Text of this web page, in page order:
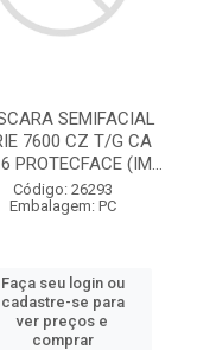
SEMIFACIAL
7600 CZ T/G CA
PROTECFACE (IM...
Código: 26293
Embalagem: PC
Faça seu login ou
cadastre-se para
ver preços e
comprar